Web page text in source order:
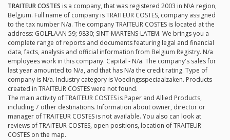
TRAITEUR COSTES is a company, that was registered 2003 in N\A region,
Belgium. Full name of company is TRAITEUR COSTES, company assigned
to the tax number N/a. The company TRAITEUR COSTES is located at the
address: GOLFLAAN 59; 9830; SINT-MARTENS-LATEM. We brings you a
complete range of reports and documents featuring legal and financial
data, facts, analysis and official information from Belgium Registry. N/a
employees work in this company. Capital - N/a. The company's sales for
last year amounted to N/a, and that has N/a the credit rating. Type of
company is N/a. Industry category is Voedingsspeciaalzaken. Products
created in TRAITEUR COSTES were not found.
The main activity of TRAITEUR COSTES is Paper and Allied Products,
including 7 other destinations. Information about owner, director or
manager of TRAITEUR COSTES is not available. You also can look at
reviews of TRAITEUR COSTES, open positions, location of TRAITEUR
COSTES on the map.